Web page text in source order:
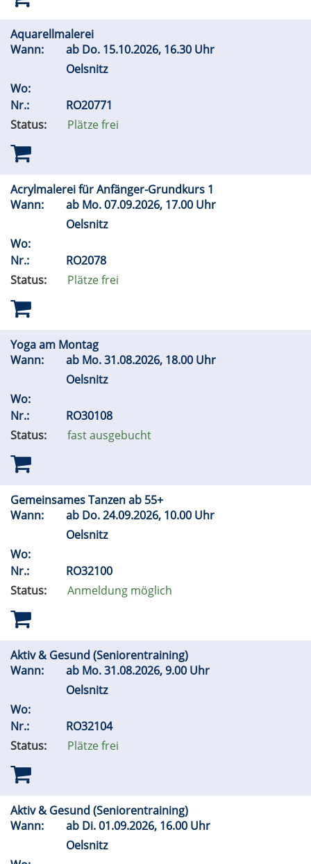
Aquarellmalerei
Wann:
ab Do. 15.10.2026, 16.30 Uhr
Oelsnitz
Wo:
Nr.:
RO20771
Status:
Plätze frei
Acrylmalerei für Anfänger-Grundkurs 1
Wann:
ab Mo.07.09.2026, 17.00 Uhr
Oelsnitz
Wo:
Nr.:
RO2078
Status:
Plätze frei
Yoga am Montag
Wann:
ab Mo.31.08.2026, 18.00 Uhr
Oelsnitz
Wo:
Nr.:
RO30108
Status:
fast ausgebucht
Gemeinsames Tanzen ab 55+
Wann:
ab Do.24.09.2026, 10.00 Uhr
Oelsnitz
Wo:
Nr.:
RO32100
Status:
Anmeldung möglich
Aktiv & Gesund (Seniorentraining)
Wann:
ab Mo.31.08.2026, 9.00 Uhr
Oelsnitz
Wo:
Nr.:
RO32104
Status:
Plätze frei
Aktiv & Gesund (Seniorentraining)
Wann:
ab Di.01.09.2026, 16.00 Uhr
Oelsnitz